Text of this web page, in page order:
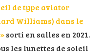
de type aviator
Williams) dans le
sorti en salles en 2021.
les lunettes de soleil